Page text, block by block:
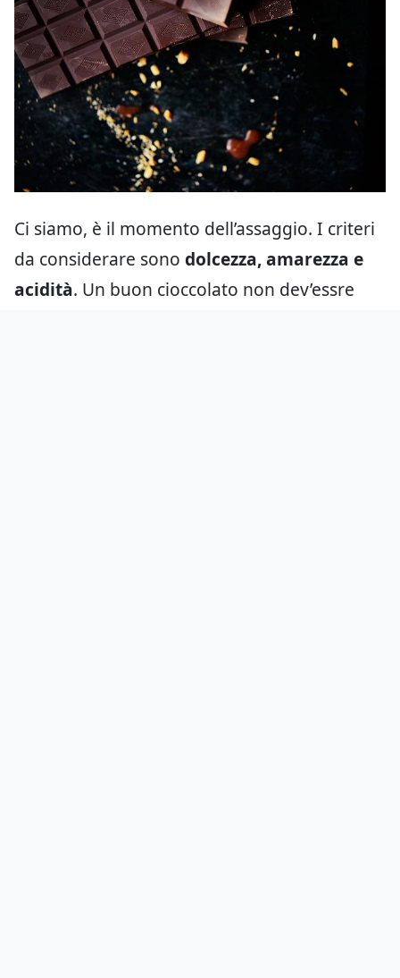
Ci siamo, è il momento dell’assaggio. I criteri
da considerare sono dolcezza, amarezza e
acidità. Un buon cioccolato non dev’essre